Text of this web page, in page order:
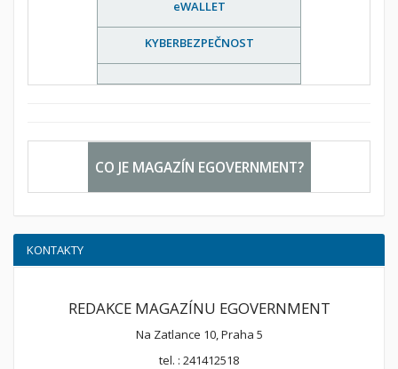
eWALLET
KYBERBEZPEČNOST
CO JE MAGAZÍN EGOVERNMENT?
KONTAKTY
REDAKCE MAGAZÍNU EGOVERNMENT
Na Zatlance 10, Praha 5
tel. : 241412518